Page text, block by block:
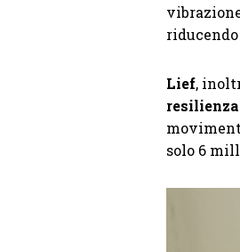
Lief,
solo 6